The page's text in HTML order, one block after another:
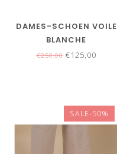
DAMES-SCHOEN VOILE
BLANCHE
€250,00€125,00
SALE-50%